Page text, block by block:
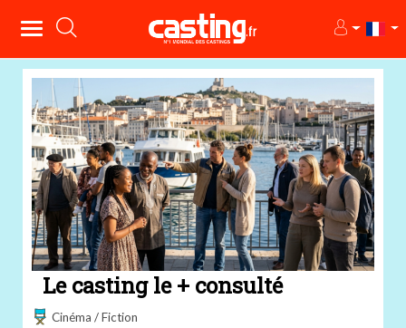
Le casting le + consulté
Cinéma / Fiction